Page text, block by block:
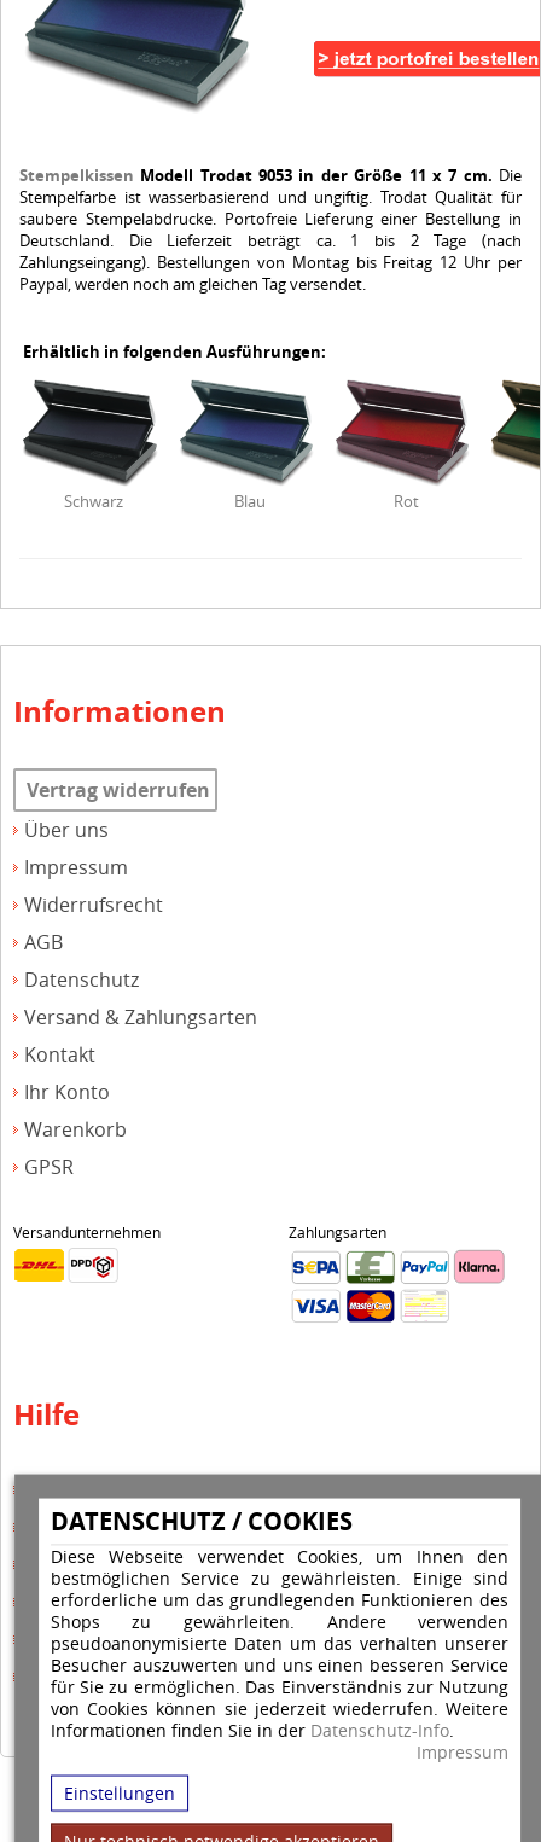
DATENSCHUTZ / COOKIES
Diese Webseite verwendet Cookies, um Ihnen den
bestmöglichen Service zu gewährleisten. Einige sind
erforderliche um das grundlegenden Funktionieren des
Shops zu gewährleiten. Andere verwenden
pseudoanonymisierte Daten um das verhalten unserer
Besucher auszuwerten und uns einen besseren Service
für Sie zu ermöglichen. Das Einverständnis zur Nutzung
von Cookies können sie jederzeit wiederrufen. Weitere
Informationen finden Sie in der Datenschutz-Info.
Impressum
Einstellungen
Stempelkissen Modell Trodat 9053 in der Größe 11 x 7 cm. Die
Stempelfarbe ist wasserbasierend und ungiftig. Trodat Qualität für
saubere Stempelabdrucke. Portofreie Lieferung einer Bestellung in
Deutschland. Die Lieferzeit beträgt ca. 1 bis 2 Tage (nach
Zahlungseingang). Bestellungen von Montag bis Freitag 12 Uhr per
Paypal, werden noch am gleichen Tag versendet.
Erhältlich in folgenden Ausführungen:
Schwarz Blau Rot
Informationen
Vertrag widerrufen
Über uns
Impressum
Widerrufsrecht
AGB
Datenschutz
Versand & Zahlungsarten
Kontakt
Ihr Konto
Warenkorb
GPSR
Versandunternehmen Zahlungsarten
Hilfe
Hilfe-Multicolorstempel
Hilfe-Rundstempel
Hilfe Rundstempel Holz
Hilfe Stempelkissen wechseln
Hilfe Stempelplatte wechseln
Copyright © 2026 Stempel Toenges GmbH - Alle Rechte vorbehalten